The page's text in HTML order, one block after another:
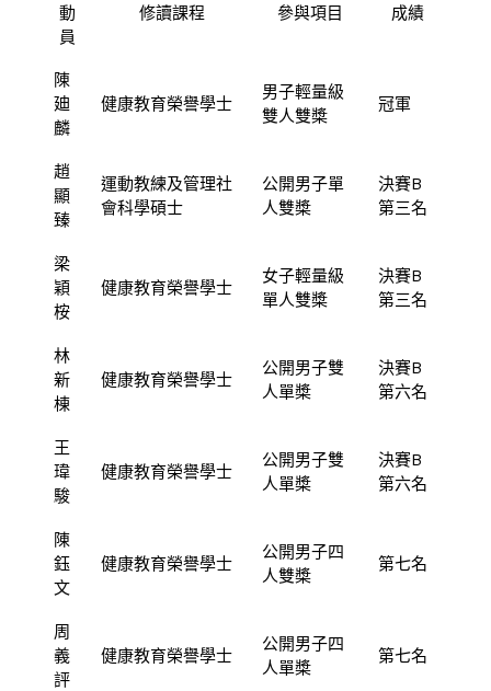
動
員
修讀課程 參與項目 成績
陳
廸
麟
健康教育榮譽學士
男子輕量級
雙人雙槳
冠軍
趙
顯
臻
運動教練及管理社
會科學碩士
公開男子單
人雙槳
決賽B
第三名
梁
穎
桉
健康教育榮譽學士
女子輕量級
單人雙槳
決賽B
第三名
林
新
棟
健康教育榮譽學士
公開男子雙
人單槳
決賽B
第六名
王
瑋
駿
健康教育榮譽學士
公開男子雙
人單槳
決賽B
第六名
陳
鈺
文
健康教育榮譽學士
公開男子四
人雙槳
第七名
周
義
評
健康教育榮譽學士
公開男子四
人單槳
第七名